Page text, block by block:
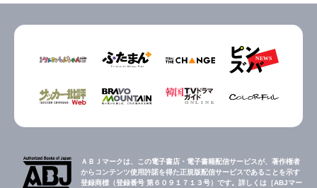
ＡＢＪマークは、この電子書店・電子書籍配信サービスが、著作権者
からコンテンツ使用許諾を得た正規版配信サービスであることを示す
登録商標（登録番号 第６０９１７１３号）です。詳しくは［ABJマー